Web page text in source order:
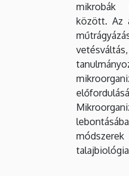
mikrobák
között. Az